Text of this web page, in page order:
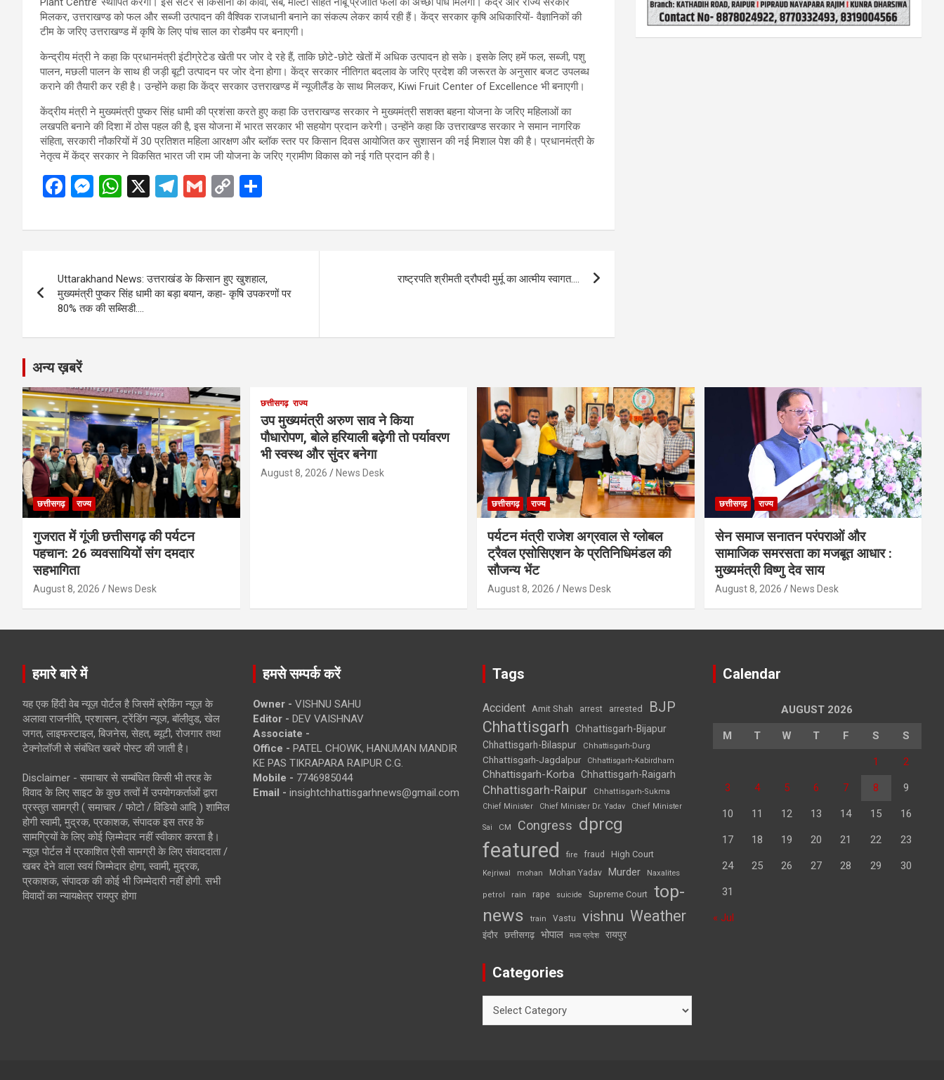
मिलकर, उत्तराखण्ड को फल और सब्जी उत्पादन की वैश्विक राजधानी बनाने का संकल्प लेकर कार्य रही हैं। केंद्र सरकार कृषि अधिकारियों- वैज्ञानिकों की
टीम के जरिए उत्तराखण्ड में कृषि के लिए पांच साल का रोडमैप पर बनाएगी।
केन्द्रीय मंत्री ने कहा कि प्रधानमंत्री इंटीग्रेटेड खेती पर जोर दे रहे हैं, ताकि छोटे-छोटे खेतों में अधिक उत्पादन हो सके। इसके लिए हमें फल, सब्जी, पशु
पालन, मछली पालन के साथ ही जड़ी बूटी उत्पादन पर जोर देना होगा। केंद्र सरकार नीतिगत बदलाव के जरिए प्रदेश की जरूरत के अनुसार बजट उपलब्ध
कराने की तैयारी कर रही है। उन्होंने कहा कि केंद्र सरकार उत्तराखण्ड में न्यूजीलैंड के साथ मिलकर, Kiwi Fruit Center of Excellence भी बनाएगी।
केंद्रीय मंत्री ने मुख्यमंत्री पुष्कर सिंह धामी की प्रशंसा करते हुए कहा कि उत्तराखण्ड सरकार ने मुख्यमंत्री सशक्त बहना योजना के जरिए महिलाओं का
लखपति बनाने की दिशा में ठोस पहल की है, इस योजना में भारत सरकार भी सहयोग प्रदान करेगी। उन्होंने कहा कि उत्तराखण्ड सरकार ने समान नागरिक
संहिता, सरकारी नौकरियों में 30 प्रतिशत महिला आरक्षण और ब्लॉक स्तर पर किसान दिवस आयोजित कर सुशासन की नई मिशाल पेश की है। प्रधानमंत्री के
नेतृत्व में केंद्र सरकार ने विकसित भारत जी राम जी योजना के जरिए ग्रामीण विकास को नई गति प्रदान की है।
F
ce
o
o
k
M
se
g
er
W
at
A
p
p
X
T
e
a
m
G
ail
C
py
n
k
ar
navigation
Uttarakhand News: उत्तराखंड के किसान हुए खुशहाल,
मुख्यमंत्री पुष्कर सिंह धामी का बड़ा बयान, कहा- कृषि उपकरणों पर
80% तक की सब्सिडी….
राष्ट्रपति श्रीमती द्रौपदी मुर्मू का आत्मीय स्वागत….
अन्य ख़बरें
छत्तीसगढ़ राज्य
गुजरात में गूंजी छत्तीसगढ़ की पर्यटन
पहचान: 26 व्यवसायियों संग दमदार
सहभागिता
August 8, 2026 News Desk
छत्तीसगढ़ राज्य
उप मुख्यमंत्री अरुण साव ने किया
पौधारोपण, बोले हरियाली बढ़ेगी तो पर्यावरण
भी स्वस्थ और सुंदर बनेगा
August 8, 2026 News Desk
छत्तीसगढ़ राज्य
पर्यटन मंत्री राजेश अग्रवाल से ग्लोबल
ट्रैवल एसोसिएशन के प्रतिनिधिमंडल की
सौजन्य भेंट
August 8, 2026 News Desk
छत्तीसगढ़ राज्य
सेन समाज सनातन परंपराओं और
सामाजिक समरसता का मजबूत आधार :
मुख्यमंत्री विष्णु देव साय
August 8, 2026 News Desk
हमारे बारे में
यह एक हिंदी वेब न्यूज़ पोर्टल है जिसमें ब्रेकिंग न्यूज़ के
अलावा राजनीति, प्रशासन, ट्रेंडिंग न्यूज, बॉलीवुड, खेल
जगत, लाइफस्टाइल, बिजनेस, सेहत, ब्यूटी, रोजगार तथा
टेक्नोलॉजी से संबंधित खबरें पोस्ट की जाती है।
Disclaimer - समाचार से सम्बंधित किसी भी तरह के
विवाद के लिए साइट के कुछ तत्वों में उपयोगकर्ताओं द्वारा
प्रस्तुत सामग्री ( समाचार / फोटो / विडियो आदि ) शामिल
होगी स्वामी, मुद्रक, प्रकाशक, संपादक इस तरह के
सामग्रियों के लिए कोई ज़िम्मेदार नहीं स्वीकार करता है।
न्यूज़ पोर्टल में प्रकाशित ऐसी सामग्री के लिए संवाददाता /
खबर देने वाला स्वयं जिम्मेदार होगा, स्वामी, मुद्रक,
प्रकाशक, संपादक की कोई भी जिम्मेदारी नहीं होगी. सभी
विवादों का न्यायक्षेत्र रायपुर होगा
हमसे सम्पर्क करें
Owner - VISHNU SAHU
Editor - DEV VAISHNAV
Associate -
Office - PATEL CHOWK, HANUMAN MANDIR
KE PAS TIKRAPARA RAIPUR C.G.
Mobile - 7746985044
Email - insightchhattisgarhnews@gmail.com
Tags
Accident Amit Shah arrest arrested BJP
Chhattisgarh
Chhattisgarh-Bijapur
Chhattisgarh-Bilaspur
Chhattisgarh-Durg
Chhattisgarh-Jagdalpur Chhattisgarh-Kabirdham
Chhattisgarh-Korba Chhattisgarh-Raigarh
Chhattisgarh-Raipur
Chhattisgarh-Sukma
Chief Minister
Chief Minister Dr. Yadav Chief Minister
Sai CM Congress dprcg
featured fire fraud High Court
Kejriwal mohan Mohan Yadav Murder Naxalites
petrol rain rape suicide Supreme Court top-
news
train Vastu vishnu Weather
इंदौर छत्तीसगढ़ भोपाल मध्य प्रदेश रायपुर
Categories
Calendar
AUGUST 2026
M T W T F S S
1 2
3 4 5 6 7 8 9
10 11 12 13 14 15 16
17 18 19 20 21 22 23
24 25 26 27 28 29 30
31
« Jul